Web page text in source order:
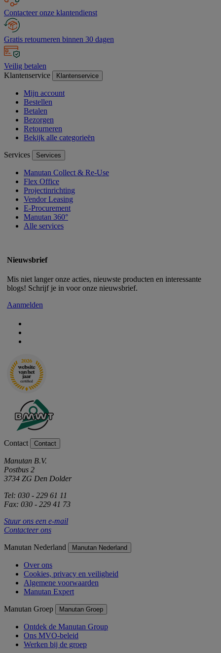
Contacteer onze klantendienst
Gratis retourneren binnen 30 dagen
Veilig betalen
Klantenservice
Klantenservice
Mijn account
Bestellen
Betalen
Bezorgen
Retourneren
Bekijk alle categorieën
Services Services
Manutan Collect & Re-Use
Flex Office
Projectinrichting
Vendor Leasing
E-Procurement
Manutan 360°
Alle services
Nieuwsbrief
Mis niet langer onze acties, nieuwste producten en interessante
blogs! Schrijf je in voor onze nieuwsbrief.
Aanmelden
Contact Contact
Manutan B.V.
Postbus 2
3734 ZG Den Dolder
Tel: 030 - 229 61 11
Fax: 030 - 229 41 73
Stuur ons een e-mail
Contacteer ons
Manutan Nederland Manutan Nederland
Over ons
Cookies, privacy en veiligheid
Algemene voorwaarden
Manutan Expert
Manutan Groep Manutan Groep
Ontdek de Manutan Group
Ons MVO-beleid
Werken bij de groep